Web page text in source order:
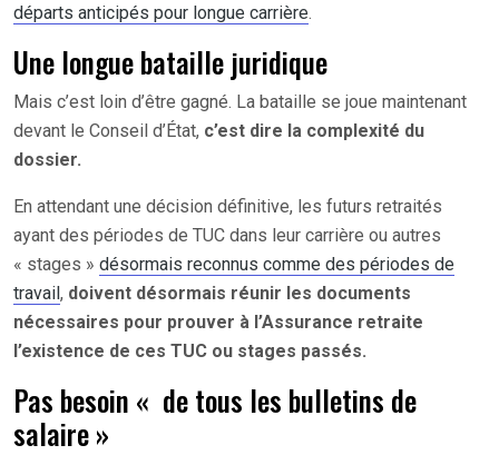
départs anticipés pour longue carrière.
Une longue bataille juridique
Mais c’est loin d’être gagné. La bataille se joue maintenant
devant le Conseil d’État, c’est dire la complexité du
dossier.
En attendant une décision définitive, les futurs retraités
ayant des périodes de TUC dans leur carrière ou autres
« stages » désormais reconnus comme des périodes de
travail, doivent désormais réunir les documents
nécessaires pour prouver à l’Assurance retraite
l’existence de ces TUC ou stages passés.
Pas besoin « de tous les bulletins de
salaire »